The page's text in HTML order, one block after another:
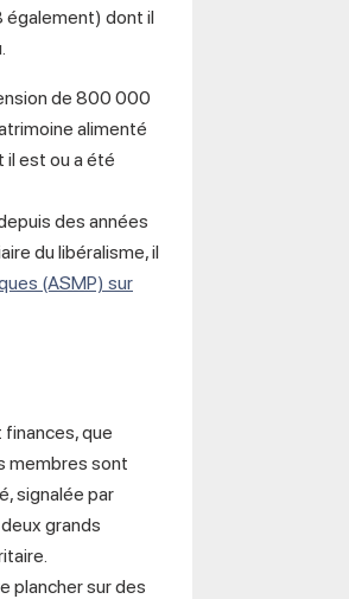
également) dont il
de 800 000
alimenté
il est ou a été
des années
du libéralisme, il
(ASMP) sur
finances, que
membres sont
signalée par
grands
plancher sur des